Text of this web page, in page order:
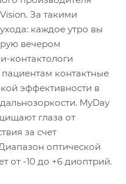
За такими
каждое утро вы
вечером
контактологи
контактные
эффективности в
MyDay
глаза от
за счет
оптической
от -10 до +6 диоптрий.